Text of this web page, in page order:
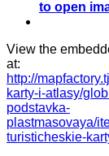
to open
View the
at:
http://
karty-i-atlasy/
podstavka-
plastmasovaya/
turisticheskie-